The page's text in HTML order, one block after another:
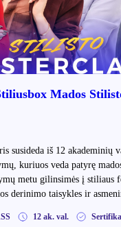
Mados
susideda iš 12 akademinių
kuriuos veda patyrę
metu gilinsimės į stiliaus
derinimo taisykles ir
12 ak. val.